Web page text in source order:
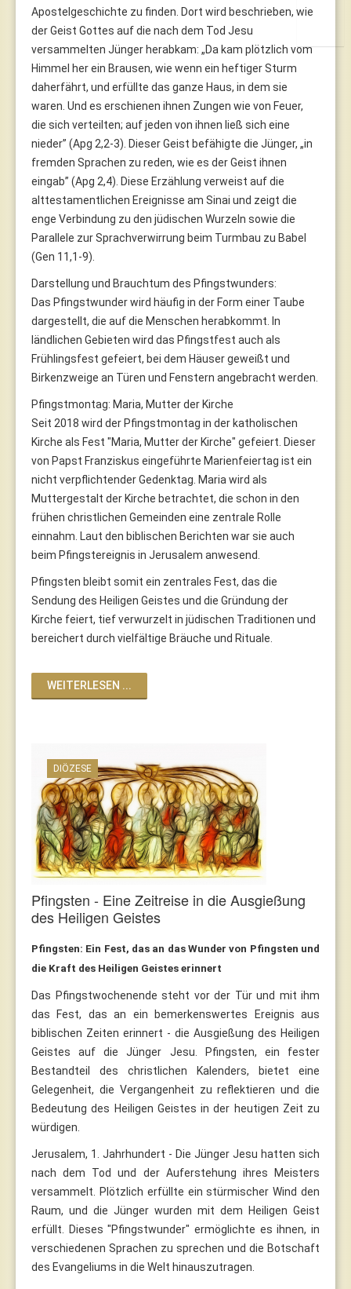
Apostelgeschichte zu finden. Dort wird beschrieben, wie
der Geist Gottes auf die nach dem Tod Jesu
versammelten Jünger herabkam: „Da kam plötzlich vom
Himmel her ein Brausen, wie wenn ein heftiger Sturm
daherfährt, und erfüllte das ganze Haus, in dem sie
waren. Und es erschienen ihnen Zungen wie von Feuer,
die sich verteilten; auf jeden von ihnen ließ sich eine
nieder” (Apg 2,2-3). Dieser Geist befähigte die Jünger, „in
fremden Sprachen zu reden, wie es der Geist ihnen
eingab” (Apg 2,4). Diese Erzählung verweist auf die
alttestamentlichen Ereignisse am Sinai und zeigt die
enge Verbindung zu den jüdischen Wurzeln sowie die
Parallele zur Sprachverwirrung beim Turmbau zu Babel
(Gen 11,1-9).
Darstellung und Brauchtum des Pfingstwunders:
Das Pfingstwunder wird häufig in der Form einer Taube
dargestellt, die auf die Menschen herabkommt. In
ländlichen Gebieten wird das Pfingstfest auch als
Frühlingsfest gefeiert, bei dem Häuser geweißt und
Birkenzweige an Türen und Fenstern angebracht werden.
Pfingstmontag: Maria, Mutter der Kirche
Seit 2018 wird der Pfingstmontag in der katholischen
Kirche als Fest "Maria, Mutter der Kirche" gefeiert. Dieser
von Papst Franziskus eingeführte Marienfeiertag ist ein
nicht verpflichtender Gedenktag. Maria wird als
Muttergestalt der Kirche betrachtet, die schon in den
frühen christlichen Gemeinden eine zentrale Rolle
einnahm. Laut den biblischen Berichten war sie auch
beim Pfingstereignis in Jerusalem anwesend.
Pfingsten bleibt somit ein zentrales Fest, das die
Sendung des Heiligen Geistes und die Gründung der
Kirche feiert, tief verwurzelt in jüdischen Traditionen und
bereichert durch vielfältige Bräuche und Rituale.
WEITERLESEN ...
DIÖZESE
Pfingsten - Eine Zeitreise in die Ausgießung
des Heiligen Geistes
Pfingsten: Ein Fest, das an das Wunder von Pfingsten und
die Kraft des Heiligen Geistes erinnert
Das Pfingstwochenende steht vor der Tür und mit ihm
das Fest, das an ein bemerkenswertes Ereignis aus
biblischen Zeiten erinnert - die Ausgießung des Heiligen
Geistes auf die Jünger Jesu. Pfingsten, ein fester
Bestandteil des christlichen Kalenders, bietet eine
Gelegenheit, die Vergangenheit zu reflektieren und die
Bedeutung des Heiligen Geistes in der heutigen Zeit zu
würdigen.
Jerusalem, 1. Jahrhundert - Die Jünger Jesu hatten sich
nach dem Tod und der Auferstehung ihres Meisters
versammelt. Plötzlich erfüllte ein stürmischer Wind den
Raum, und die Jünger wurden mit dem Heiligen Geist
erfüllt. Dieses "Pfingstwunder" ermöglichte es ihnen, in
verschiedenen Sprachen zu sprechen und die Botschaft
des Evangeliums in die Welt hinauszutragen.